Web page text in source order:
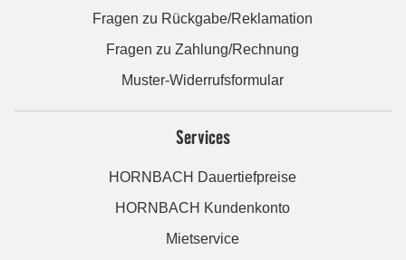
Fragen zu Rückgabe/Reklamation
Fragen zu Zahlung/Rechnung
Muster-Widerrufsformular
Services
HORNBACH Dauertiefpreise
HORNBACH Kundenkonto
Mietservice